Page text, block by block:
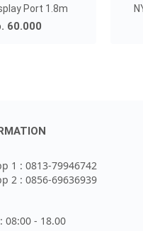
Port 1.8m
60.000
1 : 0813-79946742
2 : 0856-69636939
08:00 - 18.00